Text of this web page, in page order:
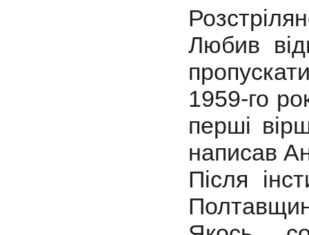
Любив
1959-го
перші
написав
Після